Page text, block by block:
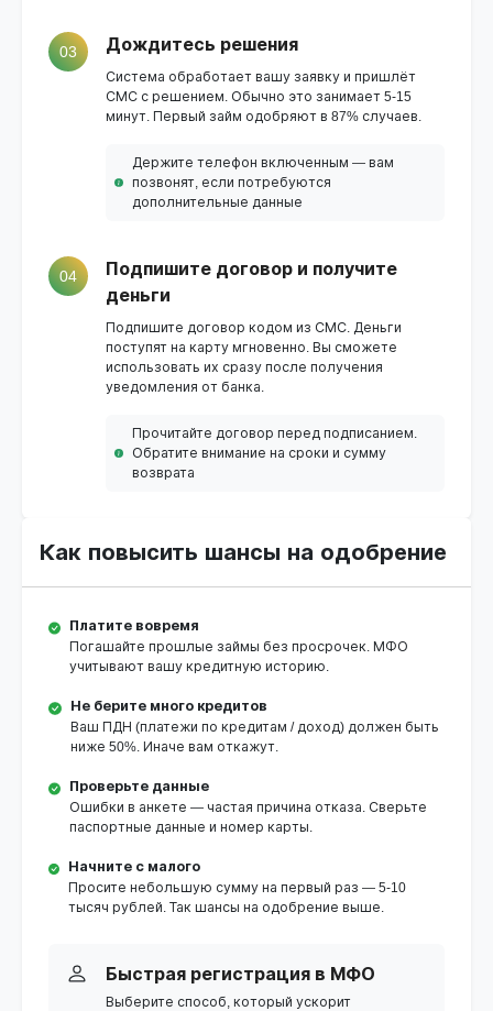
03 Дождитесь решения
Система обработает вашу заявку и пришлёт
СМС с решением. Обычно это занимает 5-15
минут. Первый займ одобряют в 87% случаев.
Держите телефон включенным — вам
позвонят, если потребуются
дополнительные данные
04
Подпишите договор и получите
деньги
Подпишите договор кодом из СМС. Деньги
поступят на карту мгновенно. Вы сможете
использовать их сразу после получения
уведомления от банка.
Прочитайте договор перед подписанием.
Обратите внимание на сроки и сумму
возврата
Как повысить шансы на одобрение
Платите вовремя
Погашайте прошлые займы без просрочек. МФО
учитывают вашу кредитную историю.
Не берите много кредитов
Ваш ПДН (платежи по кредитам / доход) должен быть
ниже 50%. Иначе вам откажут.
Проверьте данные
Ошибки в анкете — частая причина отказа. Сверьте
паспортные данные и номер карты.
Начните с малого
Просите небольшую сумму на первый раз — 5-10
тысяч рублей. Так шансы на одобрение выше.
Быстрая регистрация в МФО
Выберите способ, который ускорит